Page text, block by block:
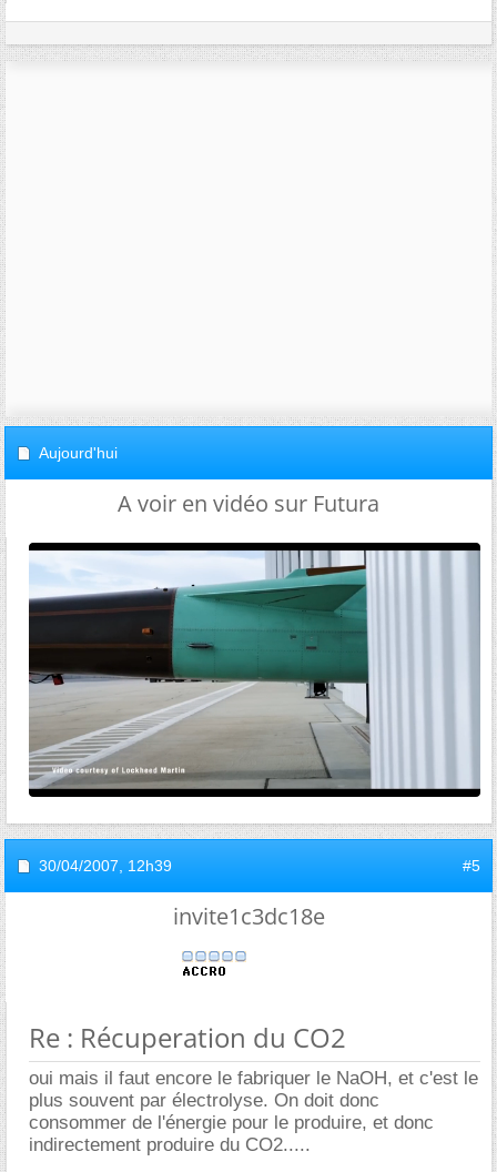
Aujourd'hui
A voir en vidéo sur Futura
30/04/2007, 12h39 #5
invite1c3dc18e
Re : Récuperation du CO2
oui mais il faut encore le fabriquer le NaOH, et c'est le
plus souvent par électrolyse. On doit donc
consommer de l'énergie pour le produire, et donc
indirectement produire du CO2.....